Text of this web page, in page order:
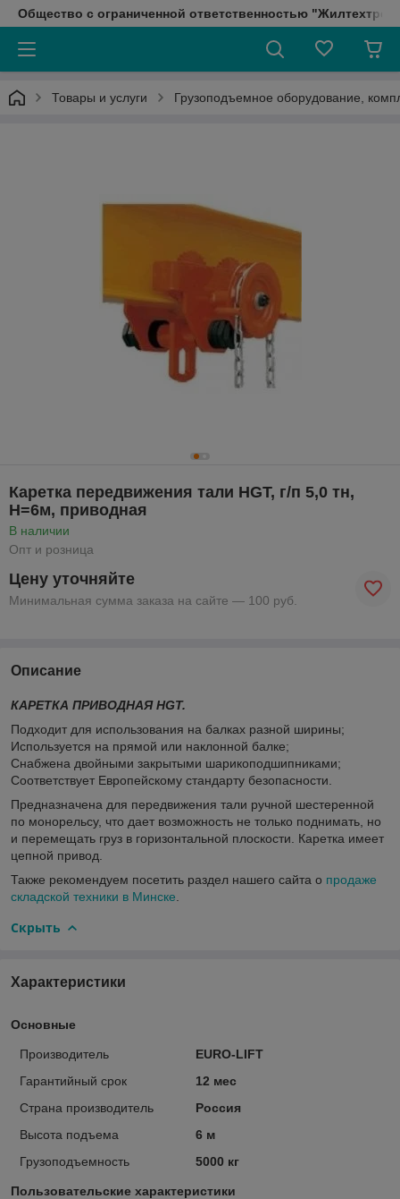
Общество с ограниченной ответственностью
Товары и услуги Грузоподъемное оборудование,
Каретка передвижения тали HGT, г/п 5,0 тн,
H=6м, приводная
В наличии
Опт и розница
Цену уточняйте
Минимальная сумма заказа на сайте — 100 руб.
Описание
КАРЕТКА ПРИВОДНАЯ HGT.
Подходит для использования на балках разной ширины;
Используется на прямой или наклонной балке;
Снабжена двойными закрытыми шарикоподшипниками;
Соответствует Европейскому стандарту безопасности.
Предназначена для передвижения тали ручной шестеренной
по монорельсу, что дает возможность не только поднимать, но
и перемещать груз в горизонтальной плоскости. Каретка имеет
цепной привод.
Также рекомендуем посетить раздел нашего сайта о продаже
складской техники в Минске
Скрыть
Характеристики
Основные
Производитель
EURO-LIFT
Гарантийный срок
12 мес
Страна производитель
Россия
Высота подъема
6 м
Грузоподъемность
5000 кг
Пользовательские характеристики